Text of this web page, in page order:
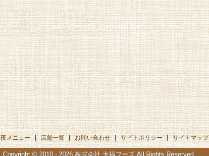
夜メニュー 店舗一覧 お問い合わせ サイトポリシー サイトマップ
Copyright © 2010 - 2026 株式会社 大福フーズ All Rights Reserved.